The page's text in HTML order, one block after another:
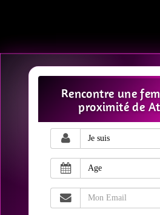
Rencontre une
proximité de